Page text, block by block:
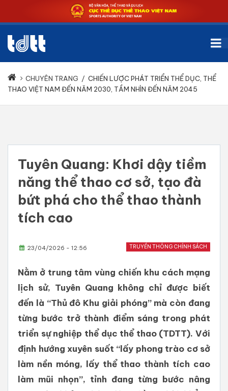
CHUYÊN TRANG / CHIẾN LƯỢC PHÁT TRIỂN THỂ DỤC, THỂ
THAO VIỆT NAM ĐẾN NĂM 2030, TẦM NHÌN ĐẾN NĂM 2045
Tuyên Quang: Khơi dậy tiềm
năng thể thao cơ sở, tạo đà
bứt phá cho thể thao thành
tích cao
TRUYỀN THÔNG CHÍNH SÁCH
23/04/2026 - 12:56
Nằm ở trung tâm vùng chiến khu cách mạng
lịch sử, Tuyên Quang không chỉ được biết
đến là “Thủ đô Khu giải phóng” mà còn đang
từng bước trở thành điểm sáng trong phát
triển sự nghiệp thể dục thể thao (TDTT). Với
định hướng xuyên suốt “lấy phong trào cơ sở
làm nền móng, lấy thể thao thành tích cao
làm mũi nhọn”, tỉnh đang từng bước nâng